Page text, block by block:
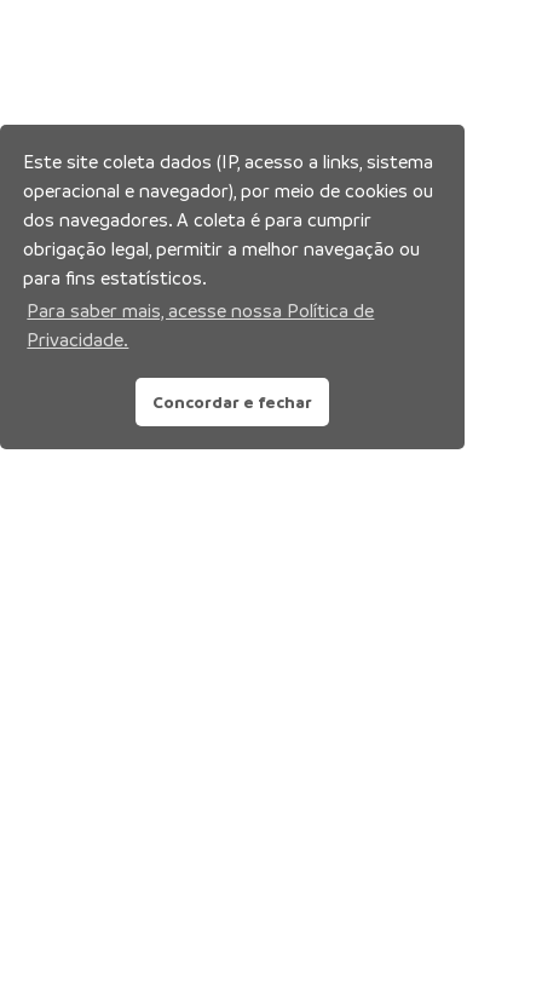
Este site coleta dados (IP, acesso a links, sistema
operacional e navegador), por meio de cookies ou
dos navegadores. A coleta é para cumprir
obrigação legal, permitir a melhor navegação ou
para fins estatísticos.
Para saber mais, acesse nossa Política de
Privacidade.
Concordar e fechar